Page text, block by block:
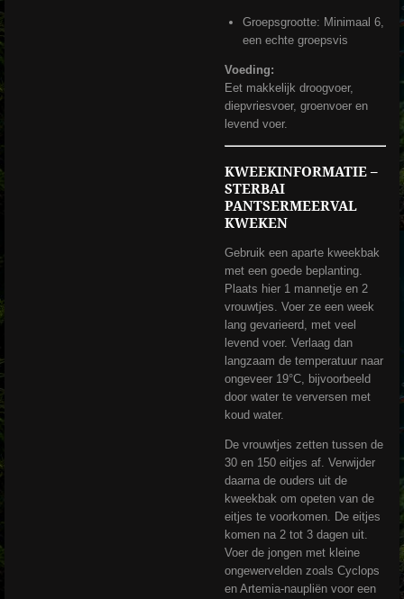
Groepsgrootte: Minimaal 6,
een echte groepsvis
Voeding:
Eet makkelijk droogvoer,
diepvriesvoer, groenvoer en
levend voer.
KWEEKINFORMATIE –
STERBAI
PANTSERMEERVAL
KWEKEN
Gebruik een aparte kweekbak
met een goede beplanting.
Plaats hier 1 mannetje en 2
vrouwtjes. Voer ze een week
lang gevarieerd, met veel
levend voer. Verlaag dan
langzaam de temperatuur naar
ongeveer 19°C, bijvoorbeeld
door water te verversen met
koud water.
De vrouwtjes zetten tussen de
30 en 150 eitjes af. Verwijder
daarna de ouders uit de
kweekbak om opeten van de
eitjes te voorkomen. De eitjes
komen na 2 tot 3 dagen uit.
Voer de jongen met kleine
ongewervelden zoals Cyclops
en Artemia-naupliën voor een